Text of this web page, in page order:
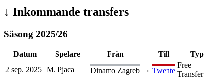
↓ Inkommande transfers
Säsong 2025/26
Datum Spelare Från Till
Typ
2 sep. 2025 M. Pjaca Dinamo Zagreb → Twente
Free
Transfer